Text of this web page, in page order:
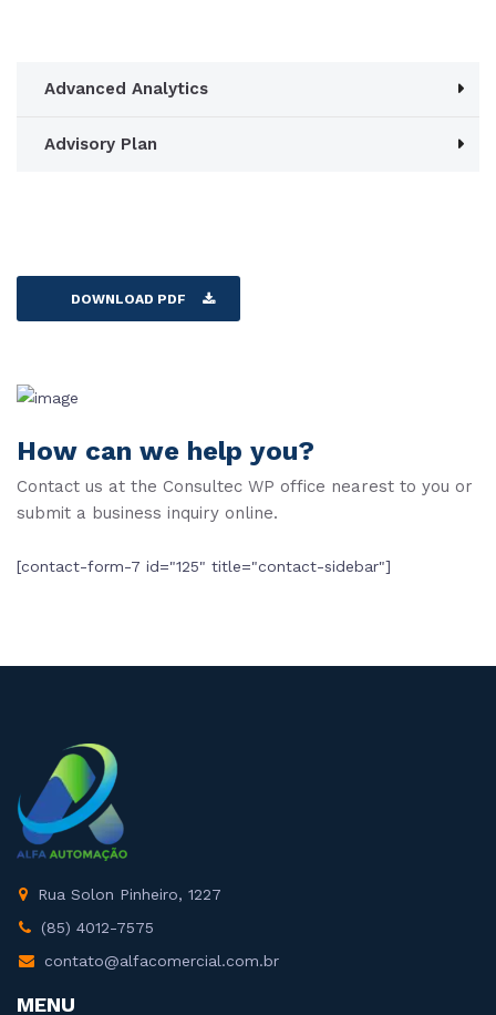
Advanced Analytics
Advisory Plan
DOWNLOAD PDF
How can we help you?
Contact us at the Consultec WP office nearest to you or
submit a business inquiry online.
[contact-form-7 id="125" title="contact-sidebar"]
Rua Solon Pinheiro, 1227
(85) 4012-7575
contato@alfacomercial.com.br
MENU